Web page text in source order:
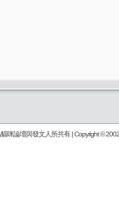
咪論壇與發文人所共有 | Copyright ©